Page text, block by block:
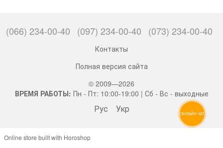
(066) 234-00-40 (097) 234-00-40 (073) 234-00-40
Контакты
Полная версия сайта
© 2009—2026
ВРЕМЯ РАБОТЫ: Пн - Пт: 10:00-19:00 | Сб - Вс - выходные
Рус Укр
Online store built with Horoshop
ОНЛАЙН ЧАТ